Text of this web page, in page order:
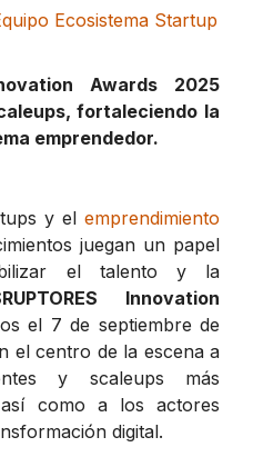
Ecosistema Startup
Awards 2025
fortaleciendo la
emprendedor.
y el emprendimiento
juegan un papel
el talento y la
Innovation
el 7 de septiembre de
el centro de la escena a
y scaleups más
como a los actores
digital.